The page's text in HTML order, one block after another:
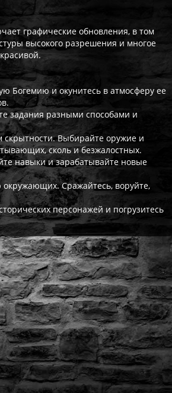
графические обновления, в том
высокого разрешения и многое
Богемию и окунитесь в атмосферу ее
задания разными способами и
Выбирайте оружие и
сколь и безжалостных.
навыки и зарабатывайте новые
Сражайтесь, воруйте,
персонажей и погрузитесь
сразу после оплаты.
существует — она будет в
— поможем решить проблему. На
ежедневно с 08:00 до 22:00